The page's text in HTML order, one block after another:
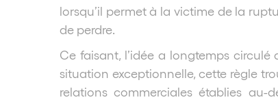
lorsqu’il permet à la victime de la
de perdre.
Ce faisant, l’idée a longtemps
situation exceptionnelle, cette règle
relations commerciales établies